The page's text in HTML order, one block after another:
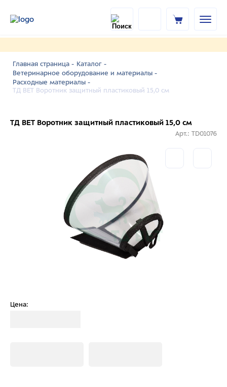
Главная страница - Каталог -
Ветеринарное оборудование и материалы -
Расходные материалы -
ТД ВЕТ Воротник защитный пластиковый 15,0 см
ТД ВЕТ Воротник защитный пластиковый 15,0 см
Арт.: TD01076
Цена: